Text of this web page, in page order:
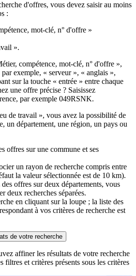
d'offres, vous devez saisir au moins
:
mot-clé, n° d'offre »
».
compétence, mot-clé, n° d'offre »,
exemple, « serveur », « anglais »,
sur la touche « entrée » entre chaque
une offre précise ? Saisissez
par exemple 049RSNK.
de travail », vous avez la possibilité de
un département, une région, un pays ou
offres sur une commune et ses
un rayon de recherche compris entre
la valeur sélectionnée est de 10 km).
offres sur deux départements, vous
deux recherches séparées.
en cliquant sur la loupe ; la liste des
à vos critères de recherche est
de votre recherche
affiner les résultats de votre recherche
filtres et critères présents sous les critères